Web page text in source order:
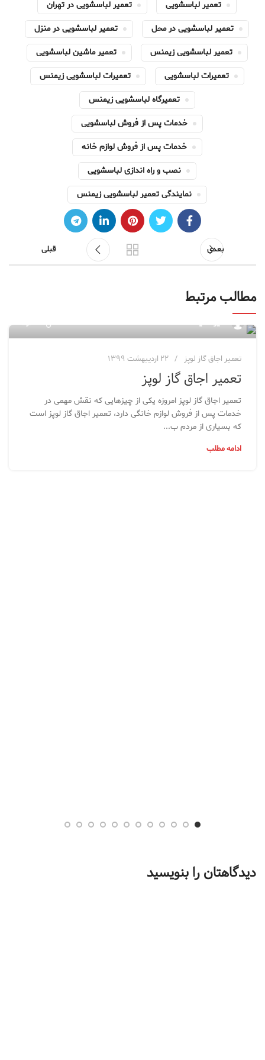
تعمیر لباسشویی
تعمیر لباسشویی در تهران
تعمیر لباسشویی در محل
تعمیر لباسشویی در منزل
تعمیر لباسشویی زیمنس
تعمیر ماشین لباسشویی
تعمیرات لباسشویی
تعمیرات لباسشویی زیمنس
تعمیرگاه لباسشویی زیمنس
خدمات پس از فروش لباسشویی
خدمات پس از فروش لوازم خانه
نصب و راه اندازی لباسشویی
نمایندگی تعمیر لباسشویی زیمنس
بعدی قبلی
مطالب مرتبط
مدیر سایت
تعمیر اجاق گاز لوپز ۲۲ اردیبهشت ۱۳۹۹
تعمیر اجاق گاز لوپز
تعمیر اجاق گاز لوپز امروزه یکی از چیزهایی که نقش مهمی در
خدمات پس از فروش لوازم خانگی دارد، تعمیر اجاق گاز لوپز است
که بسیاری از مردم ب...
ادامه مطلب
دیدگاهتان را بنویسید